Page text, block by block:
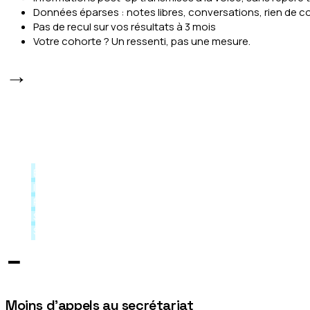
Données éparses : notes libres, conversations, rien de
Pas de recul sur vos résultats à 3 mois
Votre cohorte ? Un ressenti, pas une mesure.
→
Envoi automatique des questionnaires aux 5 jalons post-
Information ciblée : la bonne question au bon moment du
Réponses consolidées, consultables à tout moment
Statistiques par patient : l'évolution en un coup d'œil
Statistiques par cohorte : vos résultats, mesurés.
−
Moins d'appels au secrétariat